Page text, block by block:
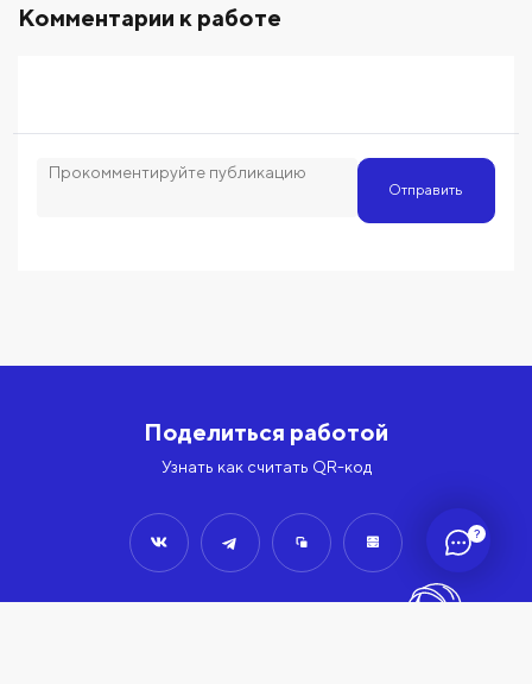
?
Комментарии к работе
Отправить
Поделиться работой
Узнать как считать QR-код